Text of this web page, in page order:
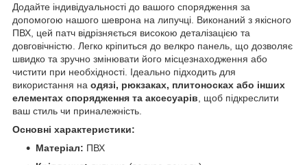
Додайте індивідуальності до вашого спорядження за
допомогою нашого шеврона на липучці. Виконаний з якісного
ПВХ, цей патч відрізняється високою деталізацією та
довговічністю. Легко кріпиться до велкро панель, що дозволяє
швидко та зручно змінювати його місцезнаходження або
чистити при необхідності. Ідеально підходить для
використання на одязі, рюкзаках, плитоносках або інших
елементах спорядження та аксесуарів , щоб підкреслити
ваш стиль чи приналежність.
Основні характеристики:
Матеріал: ПВХ